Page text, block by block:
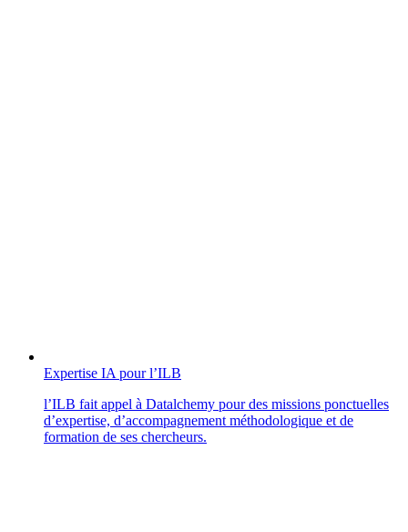
Expertise IA pour l’ILB
l’ILB fait appel à Datalchemy pour des missions ponctuelles
d’expertise, d’accompagnement méthodologique et de
formation de ses chercheurs.